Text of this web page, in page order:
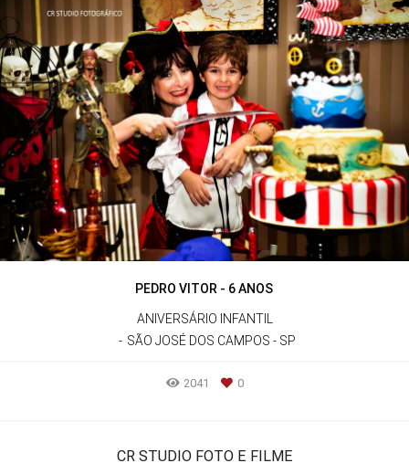
PEDRO VITOR - 6 ANOS
ANIVERSÁRIO INFANTIL
SÃO JOSÉ DOS CAMPOS - SP
2041 0
CR STUDIO FOTO E FILME